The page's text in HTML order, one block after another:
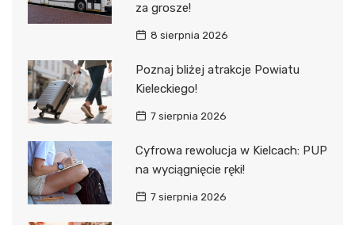
za grosze!
8 sierpnia 2026
Poznaj bliżej atrakcje Powiatu
Kieleckiego!
7 sierpnia 2026
Cyfrowa rewolucja w Kielcach: PUP
na wyciągnięcie ręki!
7 sierpnia 2026